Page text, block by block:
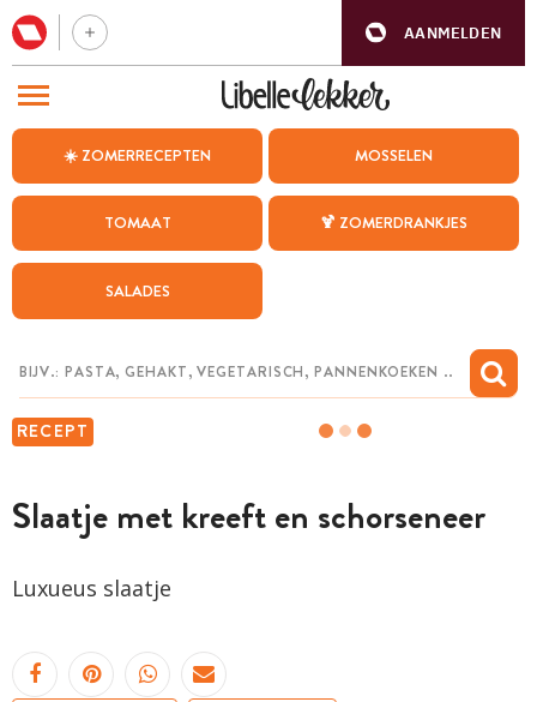
AANMELDEN
☀️ ZOMERRECEPTEN MOSSELEN
TOMAAT 🍹 ZOMERDRANKJES
SALADES
RECEPT
Slaatje met kreeft en schorseneer
Luxueus slaatje
BEZOEK ONZE ANDERE WEBSITES
WEEKMENU
CHAT MET MAIA
MIJN BEWAARDE RECEPTEN